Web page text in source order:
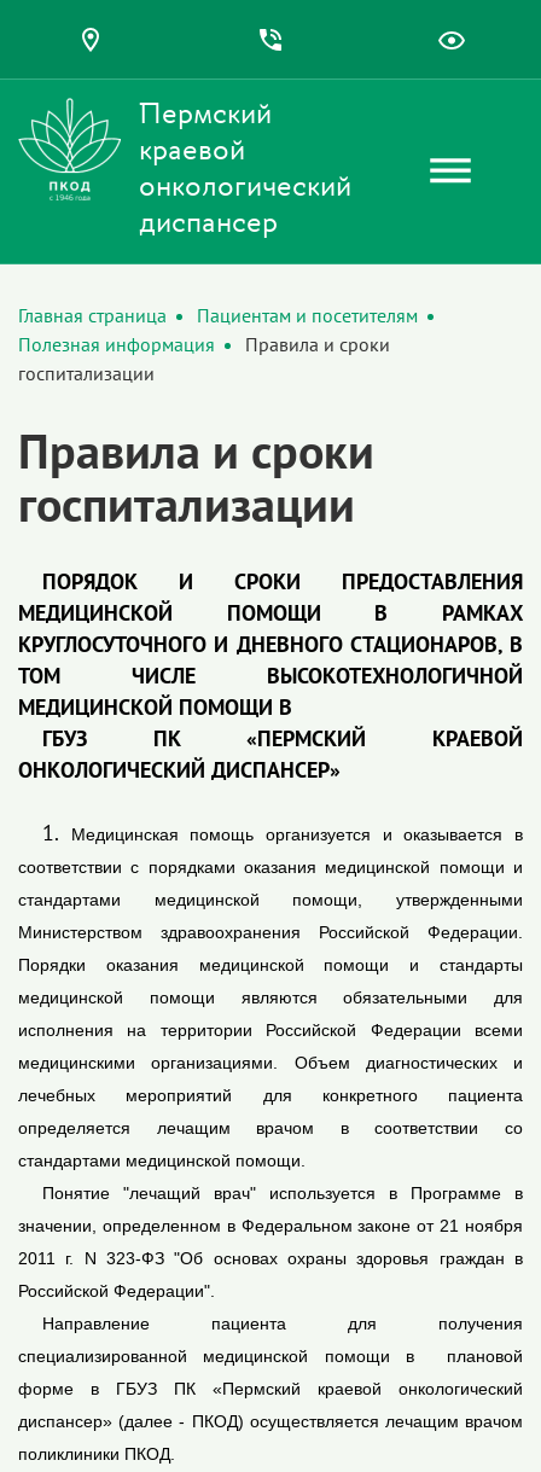
Пермский
краевой
онкологический
диспансер
Главная страница
Пациентам и посетителям
Полезная информация
Правила и сроки
госпитализации
Правила и сроки
госпитализации
ПОРЯДОК И СРОКИ ПРЕДОСТАВЛЕНИЯ
МЕДИЦИНСКОЙ ПОМОЩИ В РАМКАХ
КРУГЛОСУТОЧНОГО И ДНЕВНОГО СТАЦИОНАРОВ, В
ТОМ ЧИСЛЕ ВЫСОКОТЕХНОЛОГИЧНОЙ
МЕДИЦИНСКОЙ ПОМОЩИ В
ГБУЗ ПК «ПЕРМСКИЙ КРАЕВОЙ
ОНКОЛОГИЧЕСКИЙ ДИСПАНСЕР»
1.
Медицинская помощь организуется и оказывается в
соответствии с порядками оказания медицинской помощи и
стандартами медицинской помощи, утвержденными
Министерством здравоохранения Российской Федерации.
Порядки оказания медицинской помощи и стандарты
медицинской помощи являются обязательными для
исполнения на территории Российской Федерации всеми
медицинскими организациями. Объем диагностических и
лечебных мероприятий для конкретного пациента
определяется лечащим врачом в соответствии со
стандартами медицинской помощи.
Понятие "лечащий врач" используется в Программе в
значении, определенном в Федеральном законе от 21 ноября
2011 г. N 323-ФЗ "Об основах охраны здоровья граждан в
Российской Федерации".
Направление пациента для получения
специализированной медицинской помощи в плановой
форме в ГБУЗ ПК «Пермский краевой онкологический
диспансер» (далее - ПКОД) осуществляется лечащим врачом
поликлиники ПКОД.